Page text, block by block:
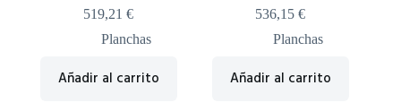
519,21€
Planchas
Añadir al carrito
536,15€
Planchas
Añadir al carrito